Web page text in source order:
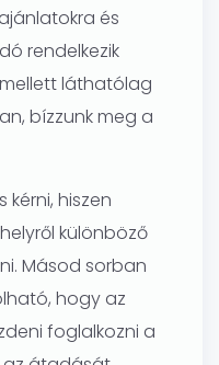
és
rendelkezik
láthatólag
bízzunk meg a
hiszen
különböző
Másod sorban
hogy az
foglalkozni a